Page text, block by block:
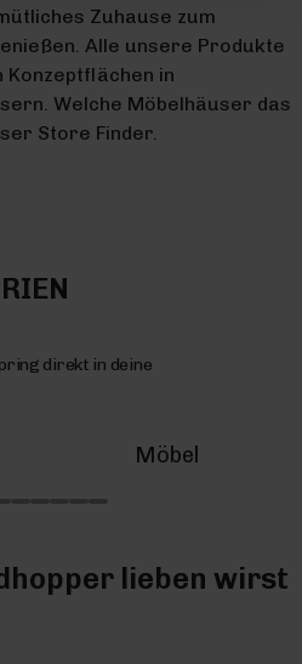
Zuhause zum
Alle unsere Produkte
in
Welche Möbelhäuser das
Store Finder.
direkt in deine
Möbel
lieben wirst